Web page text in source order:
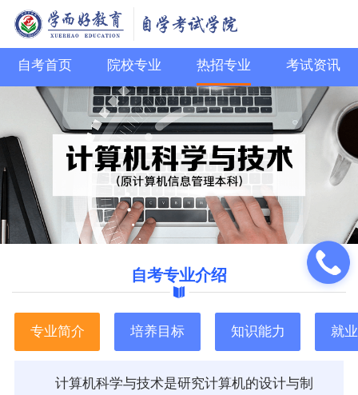
自考首页 院校专业 热招专业 考试资讯
自考专业介绍
专业简介 培养目标 知识能力 就
计算机科学与技术是研究计算机的设计与制